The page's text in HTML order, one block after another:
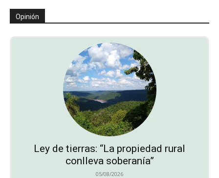
Opinión
Ley de tierras: “La propiedad rural
conlleva soberanía”
05/08/2026